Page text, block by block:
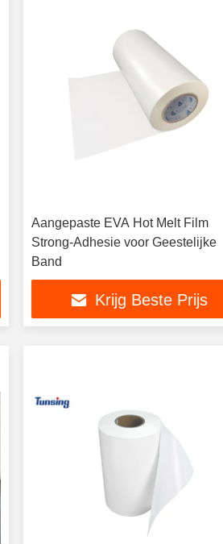
Aangepaste EVA Hot Melt Film
Strong-Adhesie voor Geestelijke
Band
Krijg Beste Prijs